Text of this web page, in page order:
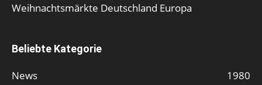
Weihnachtsmärkte Deutschland Europa
Beliebte Kategorie
News
1980